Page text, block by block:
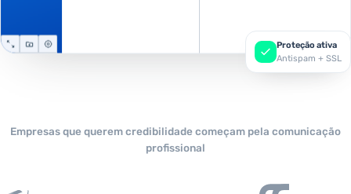
Proteção ativa
Antispam + SSL
Empresas que querem credibilidade começam pela comunicação
profissional